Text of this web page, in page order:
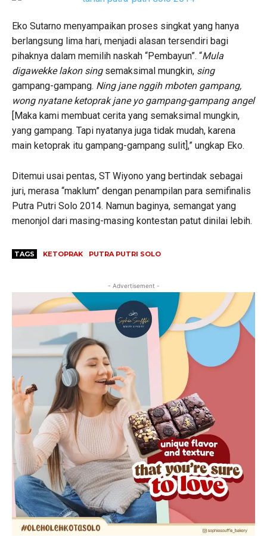
Eko Sutarno menyampaikan proses singkat yang hanya
berlangsung lima hari, menjadi alasan tersendiri bagi
pihaknya dalam memilih naskah “Pembayun”. “Mula
digawekke lakon sing semaksimal mungkin, sing
gampang-gampang. Ning jane nggih mboten gampang,
wong nyatane ketoprak jane yo gampang-gampang angel
[Maka kami membuat cerita yang semaksimal mungkin,
yang gampang. Tapi nyatanya juga tidak mudah, karena
main ketoprak itu gampang-gampang sulit],” ungkap Eko.
Ditemui usai pentas, ST Wiyono yang bertindak sebagai
juri, merasa “maklum” dengan penampilan para semifinalis
Putra Putri Solo 2014. Namun baginya, semangat yang
menonjol dari masing-masing kontestan patut dinilai lebih.
TAGS KETOPRAK PUTRA PUTRI SOLO
- Advertisement -